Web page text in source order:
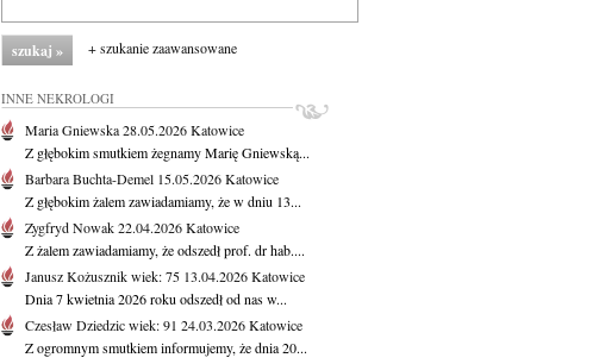
+ szukanie zaawansowane
INNE NEKROLOGI
Maria Gniewska28.05.2026Katowice
Z głębokim smutkiem żegnamy Marię Gniewską...
Barbara Buchta-Demel 15.05.2026Katowice
Z głębokim żalem zawiadamiamy, że w dniu 13...
Zygfryd Nowak22.04.2026Katowice
Z żalem zawiadamiamy, że odszedł prof. dr hab....
Janusz Kożusznikwiek: 75 13.04.2026Katowice
Dnia 7 kwietnia 2026 roku odszedł od nas w...
Czesław Dziedzicwiek: 91 24.03.2026Katowice
Z ogromnym smutkiem informujemy, że dnia 20...